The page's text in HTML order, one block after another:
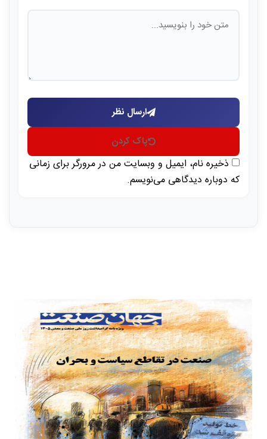
ارسال نظر
پاک کردن
ذخیره نام، ایمیل و وبسایت من در مرورگر برای زمانی
که دوباره دیدگاهی می‌نویسم.